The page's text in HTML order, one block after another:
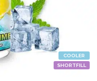
SHORTFILL
COOLER